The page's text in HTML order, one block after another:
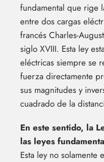
fundamental que rige
entre dos cargas
francés Charles-
siglo XVIII. Esta ley
eléctricas siempre se
fuerza directamente
sus magnitudes y
cuadrado de la
En este sentido, la
las leyes
Esta ley no solamente